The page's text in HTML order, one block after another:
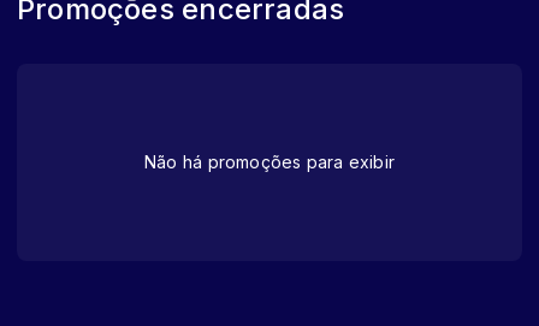
Promoções encerradas
Não há promoções para exibir